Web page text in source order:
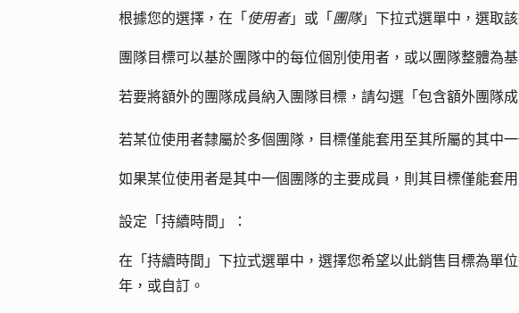
根據您的選擇，在「 使用者」或「 團隊」下拉式選單中，選取
團隊目標可以基於團隊中的每位個別使用者，或以團隊整體為基
若要將額外的團隊成員納入團隊目標，請勾選「 包含額外團隊
若某位使用者隸屬於多個團隊，目標僅能套用至其所屬的其中一
如果某位使用者是其中一個團隊的主要成員，則其目標僅能套用
設定「持續時間」：
在「持續時間」下拉式選單中，選擇您希望以此銷售目標為單
年，或自訂。